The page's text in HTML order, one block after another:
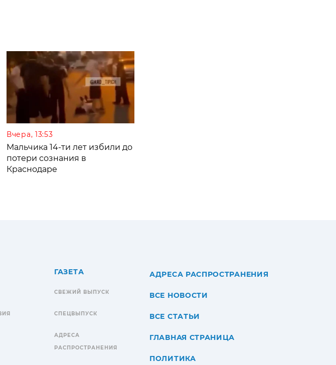
Вчера, 13:53
Мальчика 14-ти лет избили до
потери сознания в
Краснодаре
ГАЗЕТА
СВЕЖИЙ ВЫПУСК
СПЕЦВЫПУСК
АДРЕСА
РАСПРОСТРАНЕНИЯ
АДРЕСА РАСПРОСТРАНЕНИЯ
ВСЕ НОВОСТИ
ВСЕ СТАТЬИ
ГЛАВНАЯ СТРАНИЦА
ПОЛИТИКА